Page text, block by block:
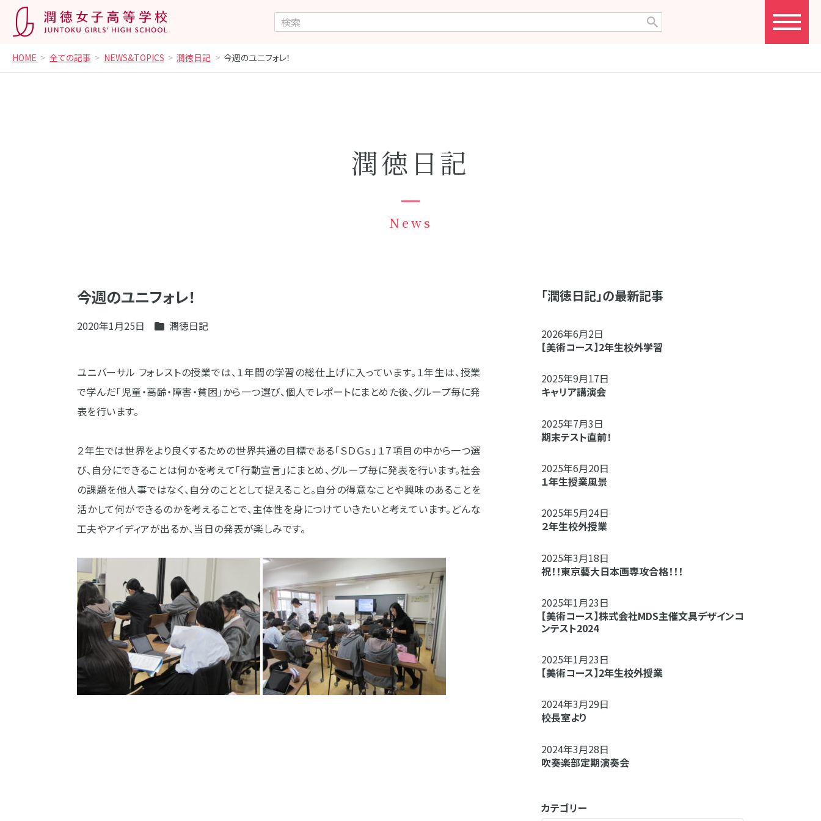
HOME 全ての記事 NEWS&TOPICS 潤徳日記 今週のユニフォレ！
潤徳日記
News
今週のユニフォレ！
2020年1月25日 潤徳日記
ユニバーサル フォレストの授業では、１年間の学習の総仕上げに入っています。１年生は、授業
で学んだ「児童・高齢・障害・貧困」から一つ選び、個人でレポートにまとめた後、グループ毎に発
表を行います。
２年生では世界をより良くするための世界共通の目標である「ＳＤＧｓ」１７項目の中から一つ選
び、自分にできることは何かを考えて「行動宣言」にまとめ、グループ毎に発表を行います。社会
の課題を他人事ではなく、自分のこととして捉えること。自分の得意なことや興味のあることを
活かして何ができるのかを考えることで、主体性を身につけていきたいと考えています。どんな
工夫やアイディアが出るか、当日の発表が楽しみです。
「潤徳日記」の最新記事
2026年6月2日
【美術コース】2年生校外学習
2025年9月17日
キャリア講演会
2025年7月3日
期末テスト直前！
2025年6月20日
１年生授業風景
2025年5月24日
２年生校外授業
2025年3月18日
祝！！東京藝大日本画専攻合格！！！
2025年1月23日
【美術コース】株式会社MDS主催文具デザインコ
ンテスト2024
2025年1月23日
【美術コース】2年生校外授業
2024年3月29日
校長室より
2024年3月28日
吹奏楽部定期演奏会
カテゴリー